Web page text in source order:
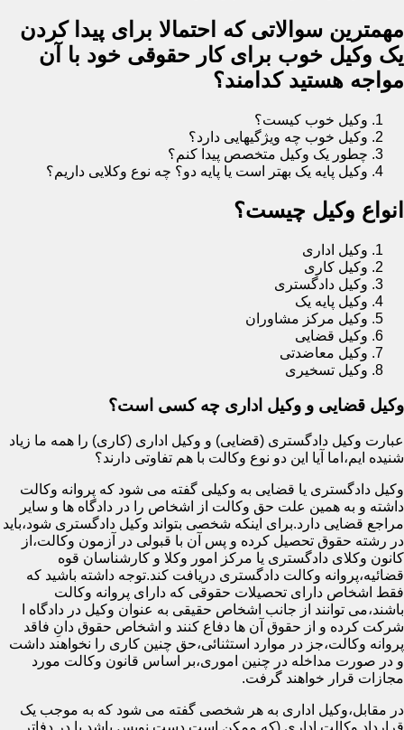
مهمترین سوالاتی که احتمالا برای پیدا کردن
یک وکیل خوب برای کار حقوقی خود با آن
مواجه هستید کدامند؟
وکیل خوب کیست؟
وکیل خوب چه ویژگیهایی دارد؟
چطور یک وکیل متخصص پیدا کنم؟
وکیل پایه یک بهتر است یا پایه دو؟ چه نوع وکلایی داریم؟
انواع وکیل چیست؟
وکیل اداری
وکیل کاری
وکیل دادگستری
وکیل پایه یک
وکیل مرکز مشاوران
وکیل قضایی
وکیل معاضدتی
وکیل تسخیری
وکیل قضایی و وکیل اداری چه کسی است؟
عبارت وکیل دادگستری (قضایی) و وکیل اداری (کاری) را همه ما زیاد
شنیده ایم،اما آیا این دو نوع وکالت با هم تفاوتی دارند؟
وکیل دادگستری یا قضایی به وکیلی گفته می شود که پروانه وکالت
داشته و به همین علت حق وکالت از اشخاص را در دادگاه ها و سایر
مراجع قضایی دارد.برای اینکه شخصی بتواند وکیل دادگستری شود،باید
در رشته حقوق تحصیل کرده و پس آن با قبولی در آزمون وکالت،از
کانون وکلای دادگستری یا مرکز امور وکلا و کارشناسان قوه
قضائیه،پروانه وکالت دادگستری دریافت کند.توجه داشته باشید که
فقط اشخاص دارای تحصیلات حقوقی که دارای پروانه وکالت
باشند،می توانند از جانب اشخاص حقیقی به عنوان وکیل در دادگاه ا
شرکت کرده و از حقوق آن ها دفاع کنند و اشخاص حقوق دانِ فاقد
پروانه وکالت،جز در موارد استثنائی،حق چنین کاری را نخواهند داشت
و در صورت مداخله در چنین اموری،بر اساس قانون وکالت مورد
مجازات قرار خواهند گرفت.
در مقابل،وکیل اداری به هر شخصی گفته می شود که به موجب یک